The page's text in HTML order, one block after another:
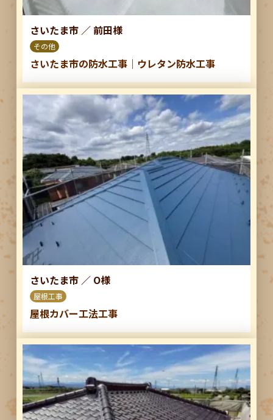
さいたま市 ／ 前田様
その他
さいたま市の防水工事｜ウレタン防水工事
さいたま市 ／ O様
屋根工事
屋根カバー工法工事